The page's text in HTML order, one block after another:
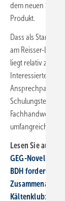
dem neuen
Produkt.
Dass als Standort
am Reisser-
liegt relativ zentral
Interessierte
Ansprechpartner
Fachhandwerker
umfangreiches
Lesen Sie auch:
GEG-Novelle:
BDH fordert
Zusammenarbeit
Kältenklub: 1.